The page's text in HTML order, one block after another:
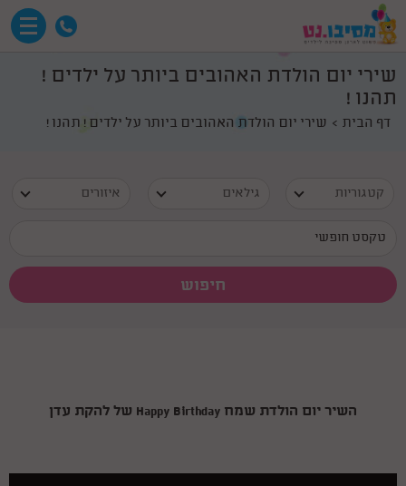
שירי יום הולדת האהובים ביותר על ילדים !
תהנו !
דף הבית שירי יום הולדת האהובים ביותר על ילדים ! תהנו !
קטגוריות גילאים איזורים
השיר יום הולדת שמח Happy Birthday של להקת עדן